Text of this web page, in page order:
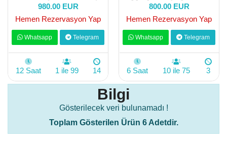
980.00 EUR
Hemen Rezervasyon Yap
Whatsapp Telegram
12 Saat 1 ile 99 14
800.00 EUR
Hemen Rezervasyon Yap
Whatsapp Telegram
6 Saat 10 ile 75 3
Bilgi
Gösterilecek veri bulunamadı !
Toplam Gösterilen Ürün 6 Adetdir.